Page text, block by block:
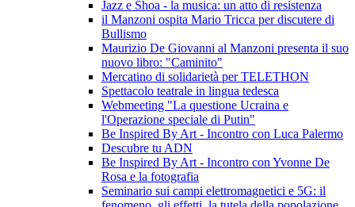
Jazz e Shoa - la musica: un atto di resistenza
il Manzoni ospita Mario Tricca per discutere di
Bullismo
Maurizio De Giovanni al Manzoni presenta il suo
nuovo libro: "Caminito"
Mercatino di solidarietà per TELETHON
Spettacolo teatrale in lingua tedesca
Webmeeting "La questione Ucraina e
l'Operazione speciale di Putin"
Be Inspired By Art - Incontro con Luca Palermo
Descubre tu ADN
Be Inspired By Art - Incontro con Yvonne De
Rosa e la fotografia
Seminario sui campi elettromagnetici e 5G: il